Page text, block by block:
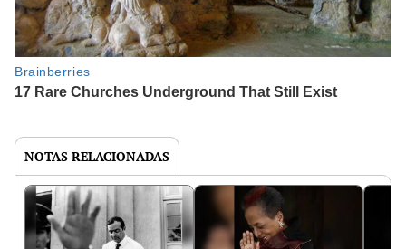
NOTAS RELACIONADAS